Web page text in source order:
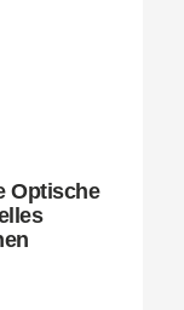
Optische